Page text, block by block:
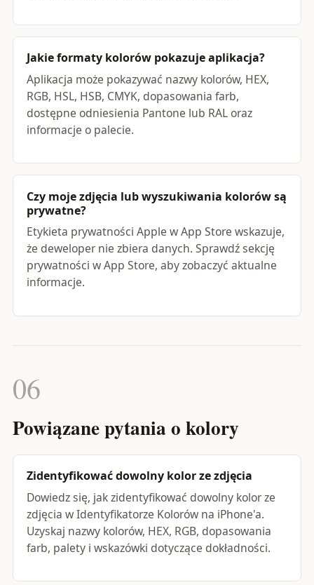
Jakie formaty kolorów pokazuje aplikacja?
Aplikacja może pokazywać nazwy kolorów, HEX,
RGB, HSL, HSB, CMYK, dopasowania farb,
dostępne odniesienia Pantone lub RAL oraz
informacje o palecie.
Czy moje zdjęcia lub wyszukiwania kolorów są
prywatne?
Etykieta prywatności Apple w App Store wskazuje,
że deweloper nie zbiera danych. Sprawdź sekcję
prywatności w App Store, aby zobaczyć aktualne
informacje.
06
Powiązane pytania o kolory
Zidentyfikować dowolny kolor ze zdjęcia
Dowiedz się, jak zidentyfikować dowolny kolor ze
zdjęcia w Identyfikatorze Kolorów na iPhone'a.
Uzyskaj nazwy kolorów, HEX, RGB, dopasowania
farb, palety i wskazówki dotyczące dokładności.